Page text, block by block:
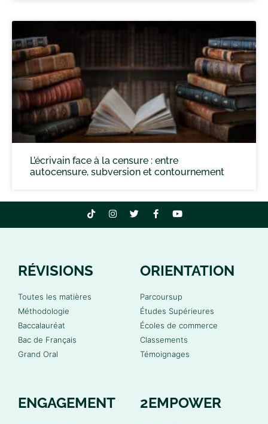
L’écrivain face à la censure : entre
autocensure, subversion et contournement
RÉVISIONS
Toutes les matières
Méthodologie
Baccalauréat
Bac de Français
Grand Oral
ORIENTATION
Parcoursup
Études Supérieures
Écoles de commerce
Classements
Témoignages
ENGAGEMENT 2EMPOWER